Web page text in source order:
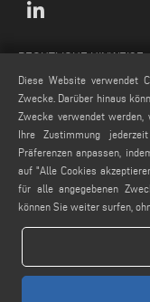
RECHTLICHE HINWEISE
Datenschutzpolitik
Rechtliche Hinweise
Cookie-Politik
Allgemeine
Diese Website verwendet
Zwecke. Darüber hinaus
Zwecke verwendet werden,
Ihre Zustimmung
Präferenzen anpassen,
auf "Alle Cookies
für alle angegebenen
können Sie weiter surfen,